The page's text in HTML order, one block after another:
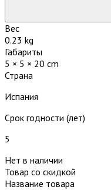
Вес
0.23 kg
Габариты
5 × 5 × 20 cm
Страна
Испания
Срок годности (лет)
5
Нет в наличии
Товар со скидкой
Название товара